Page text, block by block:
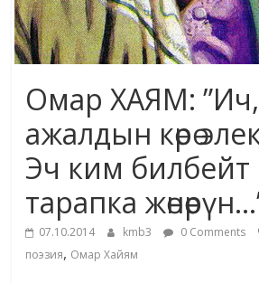
Омар ХАЯМ: ”Ич,
ажалдын көрө
Эч ким билбейт
тарапка
07.10.2014 kmb3 0 Comments
поэзия, Омар Хайям